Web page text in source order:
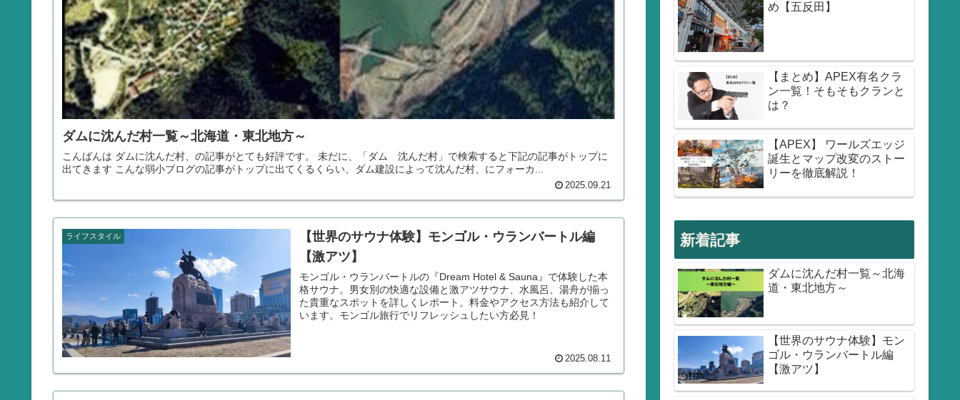
ダムに沈んだ村一覧～北海道・東北地方～
こんばんは ダムに沈んだ村、の記事がとても好評です。 未だに、「ダム 沈んだ村」で検索すると下記の記事がトップに
出てきます こんな弱小ブログの記事がトップに出てくるくらい、ダム建設によって沈んだ村、にフォーカ...
2025.09.21
ライフスタイル
【世界のサウナ体験】モンゴル・ウランバートル編
【激アツ】
モンゴル・ウランバートルの『Dream Hotel & Sauna』で体験した本
格サウナ。男女別の快適な設備と激アツサウナ、水風呂、湯舟が揃っ
た貴重なスポットを詳しくレポート。料金やアクセス方法も紹介して
います。モンゴル旅行でリフレッシュしたい方必見！
2025.08.11
め【五反田】
【まとめ】APEX有名クラ
ン一覧！そもそもクランと
は？
【APEX】 ワールズエッジ
誕生とマップ改変のストー
リーを徹底解説！
新着記事
ダムに沈んだ村一覧～北海
道・東北地方～
【世界のサウナ体験】モン
ゴル・ウランバートル編
【激アツ】